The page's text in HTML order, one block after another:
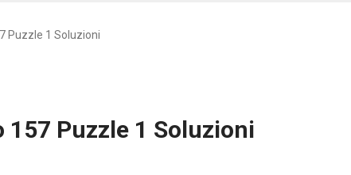
Puzzle 1 Soluzioni
157 Puzzle 1 Soluzioni